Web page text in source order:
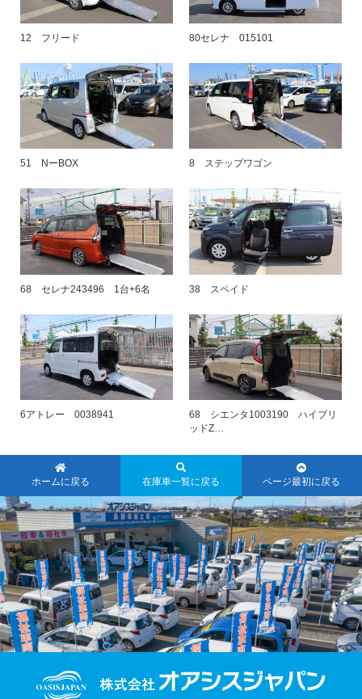
12 フリード 80セレナ 015101
51 NーBOX 8 ステップワゴン
68 セレナ243496 1台+6名 38 スペイド
6アトレー 0038941
68 シエンタ1003190 ハイブリ
ッドZ…
ホームに戻る 在庫車一覧に戻る ページ最初に戻る